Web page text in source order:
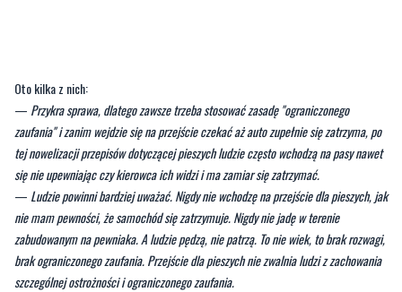
Oto kilka z nich:
— Przykra sprawa, dlatego zawsze trzeba stosować zasadę "ograniczonego
zaufania" i zanim wejdzie się na przejście czekać aż auto zupełnie się zatrzyma, po
tej nowelizacji przepisów dotyczącej pieszych ludzie często wchodzą na pasy nawet
się nie upewniając czy kierowca ich widzi i ma zamiar się zatrzymać.
— Ludzie powinni bardziej uważać. Nigdy nie wchodzę na przejście dla pieszych, jak
nie mam pewności, że samochód się zatrzymuje. Nigdy nie jadę w terenie
zabudowanym na pewniaka. A ludzie pędzą, nie patrzą. To nie wiek, to brak rozwagi,
brak ograniczonego zaufania. Przejście dla pieszych nie zwalnia ludzi z zachowania
szczególnej ostrożności i ograniczonego zaufania.